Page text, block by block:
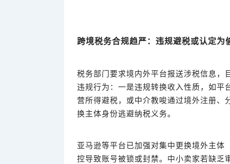
跨境税务合规趋严：违规避税或认定为
税务部门要求境内外平台报送涉税信息，
违规行为：一是违规转换收入性质，如平
营所得避税，或中介教唆通过境外注册
换主体身份逃避纳税义务。
亚马逊等平台已加强对集中更换境外主
控导致账号被锁或封禁。中小卖家若缺乏